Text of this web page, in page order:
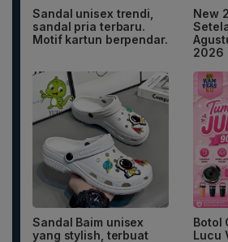
Sandal unisex trendi,
sandal pria terbaru.
Motif kartun berpendar.
New
2026
Sandal Baim unisex
yang stylish, terbuat
Botol
Lucu